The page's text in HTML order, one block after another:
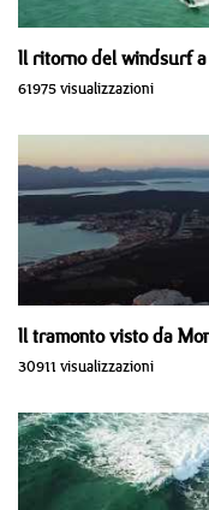
Il ritorno del windsurf
61975 visualizzazioni
Il tramonto visto da
30911 visualizzazioni